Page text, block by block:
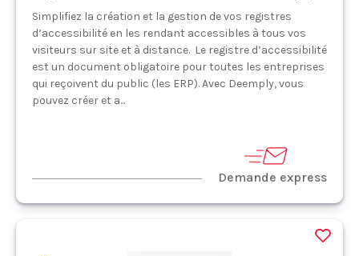
Simplifiez la création et la gestion de vos registres
d’accessibilité en les rendant accessibles à tous vos
visiteurs sur site et à distance. Le registre d’accessibilité
est un document obligatoire pour toutes les entreprises
qui reçoivent du public (les ERP). Avec Deemply, vous
pouvez créer et a...
Demande express